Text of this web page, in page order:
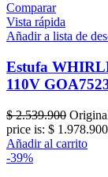
Comparar
Vista rápida
Añadir a lista de
Estufa
110V
$2.539.900
price is: $
Añadir al carrito
-39%